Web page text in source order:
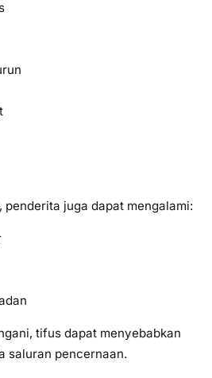
penderita juga dapat mengalami:
tifus dapat menyebabkan
saluran pencernaan.